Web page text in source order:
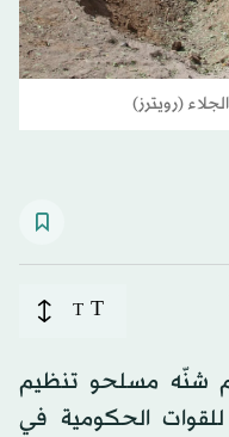
(رويترز)
T
T
شنّه مسلحو تنظيم
الحكومية في